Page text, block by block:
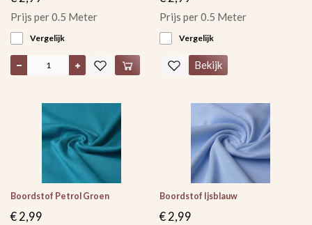
Prijs per 0.5 Meter
Vergelijk
Prijs per 0.5 Meter
Vergelijk
Bekijk
Boordstof Petrol Groen
€ 2,99
Boordstof Ijsblauw
€ 2,99